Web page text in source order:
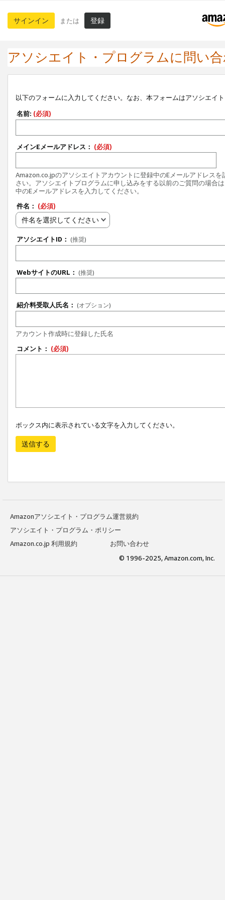
サインイン または 登録
アソシエイト・プログラムに問い
以下のフォームに入力してください。なお、本フォームはアソシエイ
名前: (必須)
メインEメールアドレス： (必須)
Amazon.co.jpのアソシエイトアカウントに登録中のEメールアドレスを
さい。アソシエイトプログラムに申し込みをする以前のご質問の場合
中のEメールアドレスを入力してください。
件名： (必須)
件名を選択してください
アソシエイトID： (推奨)
WebサイトのURL： (推奨)
紹介料受取人氏名： (オプション)
アカウント作成時に登録した氏名
コメント： (必須)
ボックス内に表示されている文字を入力してください。
送信する
Amazonアソシエイト・プログラム運営規約
アソシエイト・プログラム・ポリシー
Amazon.co.jp 利用規約
お問い合わせ
© 1996-2025, Amazon.com, Inc.